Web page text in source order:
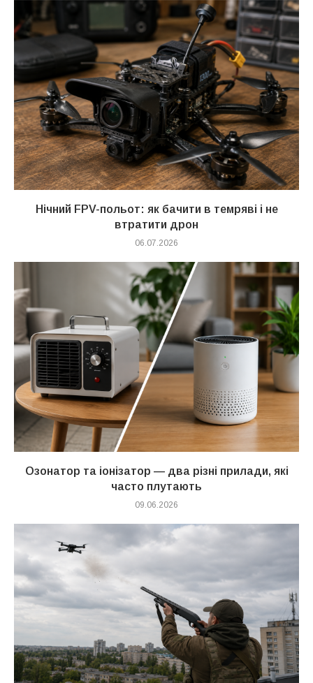
Нічний FPV-польот: як бачити в темряві і не
втратити дрон
06.07.2026
Озонатор та іонізатор — два різні прилади, які
часто плутають
09.06.2026